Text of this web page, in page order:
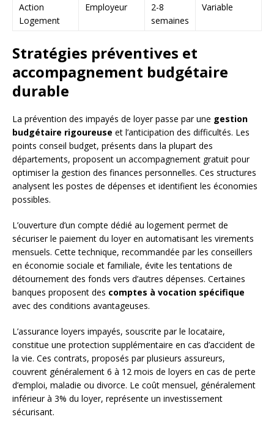
Action
Logement
Employeur
2-8
semaines
Variable
Stratégies préventives et
accompagnement budgétaire
durable
La prévention des impayés de loyer passe par une gestion
budgétaire rigoureuse et l’anticipation des difficultés. Les
points conseil budget, présents dans la plupart des
départements, proposent un accompagnement gratuit pour
optimiser la gestion des finances personnelles. Ces structures
analysent les postes de dépenses et identifient les économies
possibles.
L’ouverture d’un compte dédié au logement permet de
sécuriser le paiement du loyer en automatisant les virements
mensuels. Cette technique, recommandée par les conseillers
en économie sociale et familiale, évite les tentations de
détournement des fonds vers d’autres dépenses. Certaines
banques proposent des comptes à vocation spécifique
avec des conditions avantageuses.
L’assurance loyers impayés, souscrite par le locataire,
constitue une protection supplémentaire en cas d’accident de
la vie. Ces contrats, proposés par plusieurs assureurs,
couvrent généralement 6 à 12 mois de loyers en cas de perte
d’emploi, maladie ou divorce. Le coût mensuel, généralement
inférieur à 3% du loyer, représente un investissement
sécurisant.